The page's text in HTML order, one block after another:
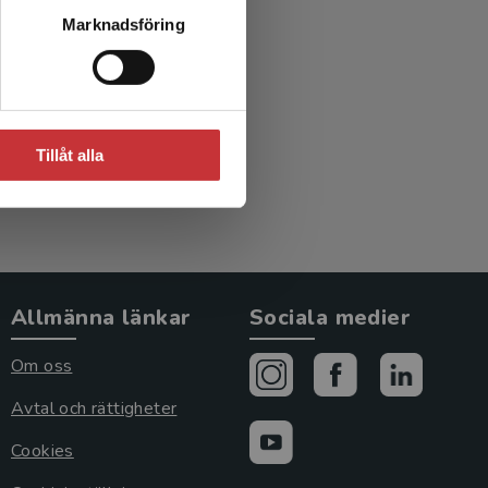
Marknadsföring
Tillåt alla
Allmänna länkar
Om oss
Avtal och rättigheter
Cookies
Sociala medier